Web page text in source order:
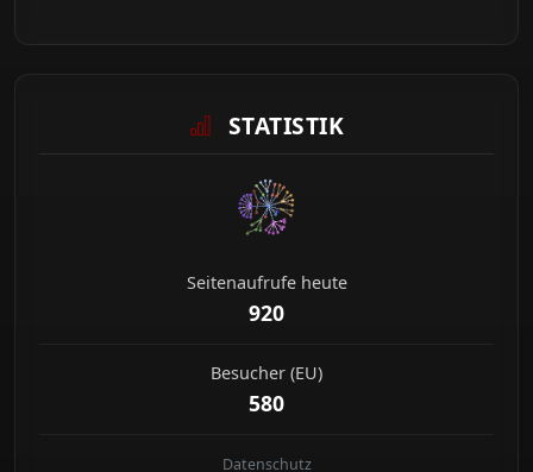
STATISTIK
Seitenaufrufe heute
920
Besucher (EU)
580
Datenschutz